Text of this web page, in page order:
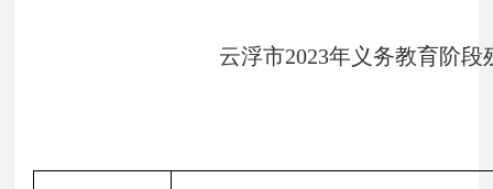
云浮市2023年义务教育阶